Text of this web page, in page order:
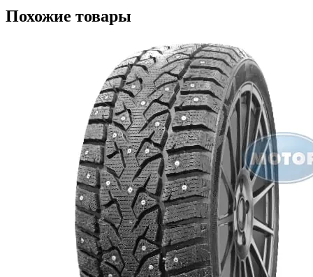
Похожие товары